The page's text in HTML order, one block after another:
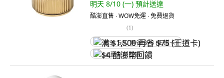
明天 8/10 (一) 預計送達
酷澎直售 ∙ WOW免運 ∙ 免費退貨
(1)
满 $1,500 再省 $75 (王道卡)
$4 酷澎幣回饋